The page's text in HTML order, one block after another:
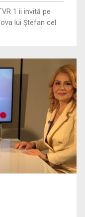
greva generală din
1 îi invită pe
lui Ștefan cel